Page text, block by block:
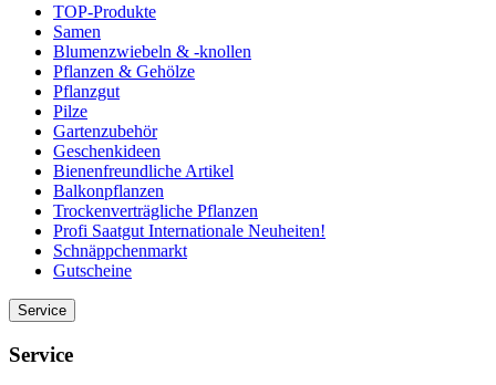
TOP-Produkte
Samen
Blumenzwiebeln & -knollen
Pflanzen & Gehölze
Pflanzgut
Pilze
Gartenzubehör
Geschenkideen
Bienenfreundliche Artikel
Balkonpflanzen
Trockenverträgliche Pflanzen
Profi Saatgut Internationale Neuheiten!
Schnäppchenmarkt
Gutscheine
Service
Service